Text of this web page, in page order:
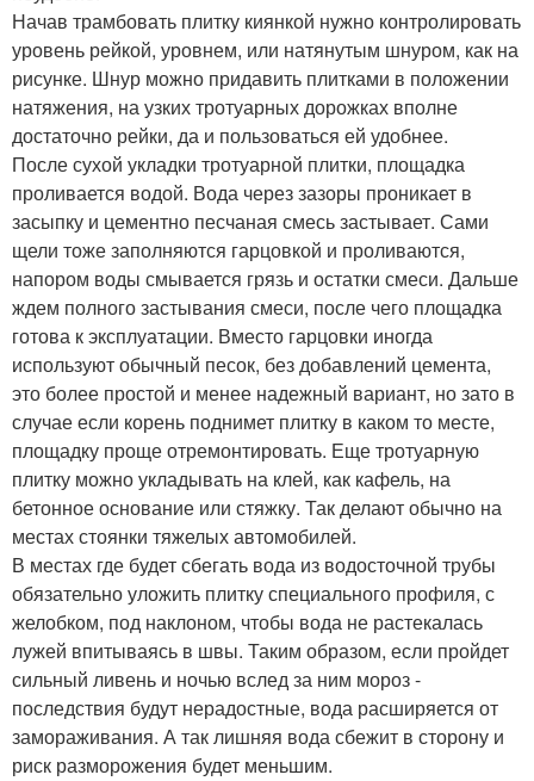
Начав трамбовать плитку киянкой нужно контролировать
уровень рейкой, уровнем, или натянутым шнуром, как на
рисунке. Шнур можно придавить плитками в положении
натяжения, на узких тротуарных дорожках вполне
достаточно рейки, да и пользоваться ей удобнее.
После сухой укладки тротуарной плитки, площадка
проливается водой. Вода через зазоры проникает в
засыпку и цементно песчаная смесь застывает. Сами
щели тоже заполняются гарцовкой и проливаются,
напором воды смывается грязь и остатки смеси. Дальше
ждем полного застывания смеси, после чего площадка
готова к эксплуатации. Вместо гарцовки иногда
используют обычный песок, без добавлений цемента,
это более простой и менее надежный вариант, но зато в
случае если корень поднимет плитку в каком то месте,
площадку проще отремонтировать. Еще тротуарную
плитку можно укладывать на клей, как кафель, на
бетонное основание или стяжку. Так делают обычно на
местах стоянки тяжелых автомобилей.
В местах где будет сбегать вода из водосточной трубы
обязательно уложить плитку специального профиля, с
желобком, под наклоном, чтобы вода не растекалась
лужей впитываясь в швы. Таким образом, если пройдет
сильный ливень и ночью вслед за ним мороз -
последствия будут нерадостные, вода расширяется от
замораживания. А так лишняя вода сбежит в сторону и
риск разморожения будет меньшим.